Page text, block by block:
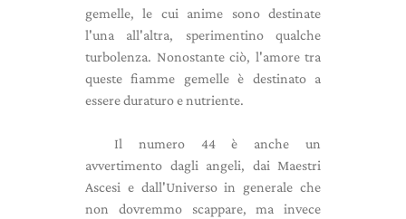
gemelle, le cui anime sono destinate
l'una all'altra, sperimentino qualche
turbolenza. Nonostante ciò, l'amore tra
queste fiamme gemelle è destinato a
essere duraturo e nutriente.
Il numero 44 è anche un
avvertimento dagli angeli, dai Maestri
Ascesi e dall'Universo in generale che
non dovremmo scappare, ma invece